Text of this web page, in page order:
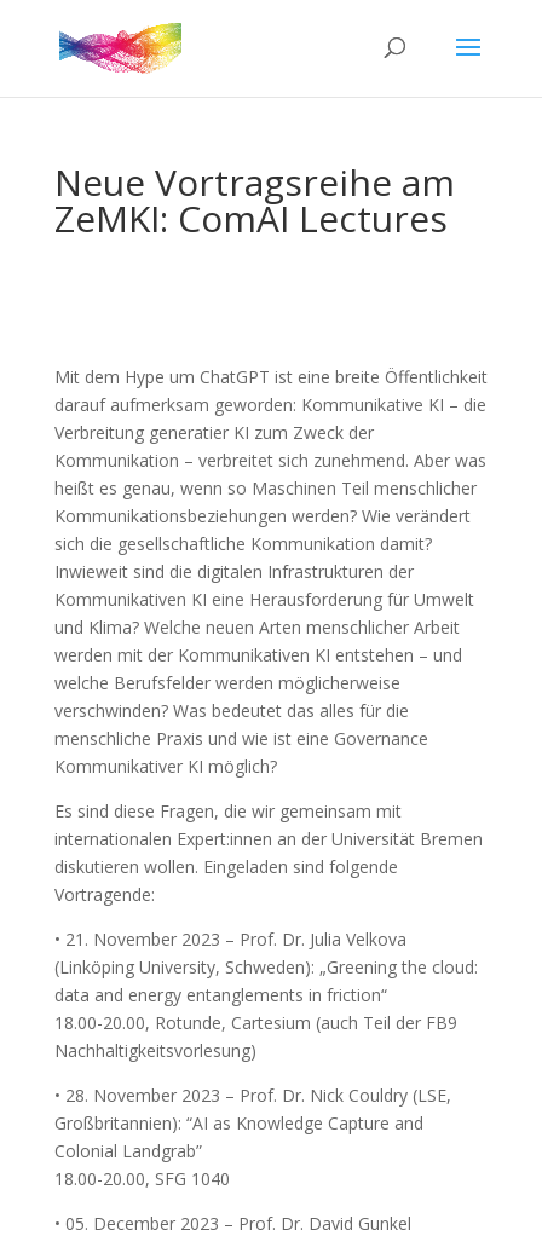
Neue Vortragsreihe am
ZeMKI: ComAI Lectures
Mit dem Hype um ChatGPT ist eine breite Öffentlichkeit
darauf aufmerksam geworden: Kommunikative KI – die
Verbreitung generatier KI zum Zweck der
Kommunikation – verbreitet sich zunehmend. Aber was
heißt es genau, wenn so Maschinen Teil menschlicher
Kommunikationsbeziehungen werden? Wie verändert
sich die gesellschaftliche Kommunikation damit?
Inwieweit sind die digitalen Infrastrukturen der
Kommunikativen KI eine Herausforderung für Umwelt
und Klima? Welche neuen Arten menschlicher Arbeit
werden mit der Kommunikativen KI entstehen – und
welche Berufsfelder werden möglicherweise
verschwinden? Was bedeutet das alles für die
menschliche Praxis und wie ist eine Governance
Kommunikativer KI möglich?
Es sind diese Fragen, die wir gemeinsam mit
internationalen Expert:innen an der Universität Bremen
diskutieren wollen. Eingeladen sind folgende
Vortragende:
• 21. November 2023 – Prof. Dr. Julia Velkova
(Linköping University, Schweden): „Greening the cloud:
data and energy entanglements in friction“
18.00-20.00, Rotunde, Cartesium (auch Teil der FB9
Nachhaltigkeitsvorlesung)
• 28. November 2023 – Prof. Dr. Nick Couldry (LSE,
Großbritannien): “AI as Knowledge Capture and
Colonial Landgrab”
18.00-20.00, SFG 1040
• 05. December 2023 – Prof. Dr. David Gunkel